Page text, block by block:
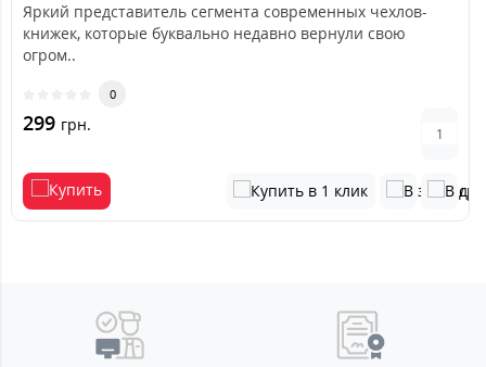
Яркий представитель сегмента современных чехлов-
книжек, которые буквально недавно вернули свою
огром..
0
299 грн.